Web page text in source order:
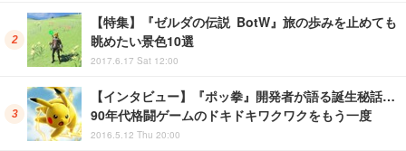
【特集】『ゼルダの伝説 BotW』旅の歩みを止めても
眺めたい景色10選
2017.6.17 Sat 12:00
【インタビュー】『ポッ拳』開発者が語る誕生秘話…
90年代格闘ゲームのドキドキワクワクをもう一度
2016.5.12 Thu 20:00